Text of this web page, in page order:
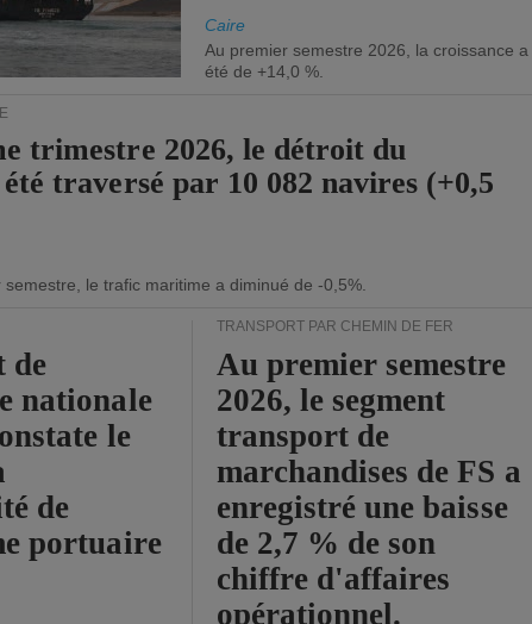
Caire
Au premier semestre 2026, la croissance a
été de +14,0 %.
trimestre 2026, le détroit du
traversé par 10 082 navires (+0,5
le trafic maritime a diminué de -0,5%.
de
nationale
le
de
portuaire
TRANSPORT PAR CHEMIN DE FER
Au premier semestre
2026, le segment
transport de
marchandises de FS a
enregistré une baisse
de 2,7 % de son
chiffre d'affaires
opérationnel.